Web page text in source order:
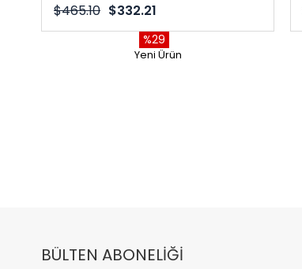
$332.21
$465.10
%29
Yeni Ürün
BÜLTEN ABONELİĞİ